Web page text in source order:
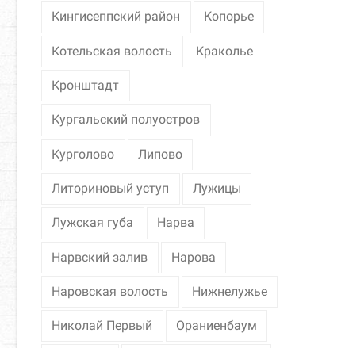
Кингисеппский район Копорье
Котельская волость Краколье
Кронштадт
Кургальский полуостров
Курголово Липово
Литориновый уступ Лужицы
Лужская губа Нарва
Нарвский залив Нарова
Наровская волость Нижнелужье
Николай Первый Ораниенбаум